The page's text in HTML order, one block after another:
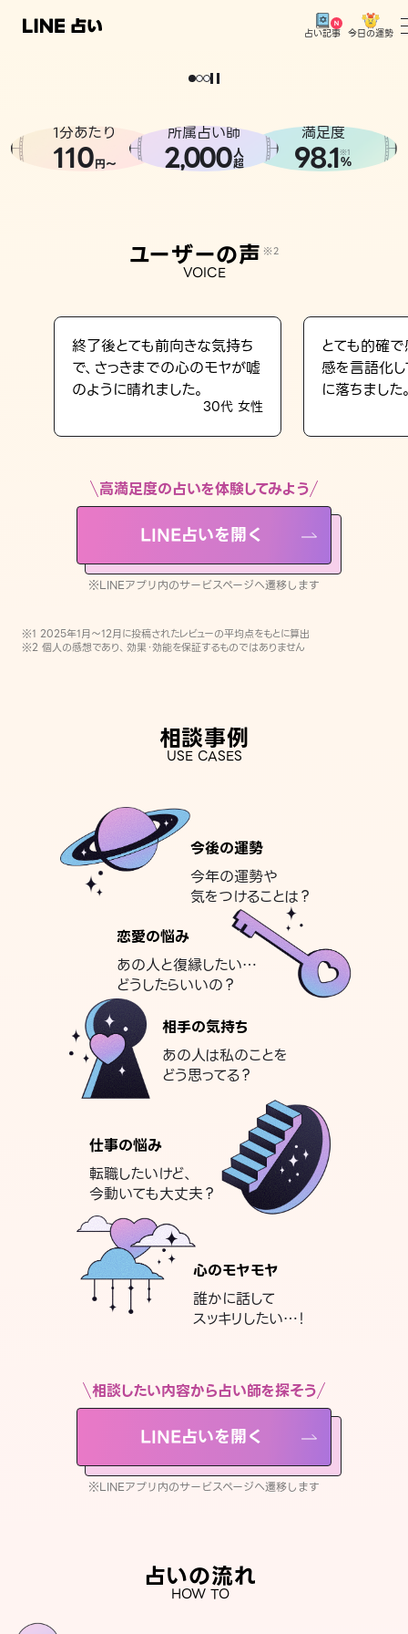
占い記事 今日の運勢
相談事例
LINE占いを開く
※LINEアプリ内のサービスページへ遷移します
どうせなら
。
1分あたり
110円〜
所属占い師
2,000人
超
満足度
98.1※1
%
ユーザーの声 ※2
VOICE
終了後とても前向きな気持ち
で、さっきまでの心のモヤが嘘
のように晴れました。
30代 女性
とても的確
感を言語化
に落ちました
高満足度の占いを体験してみよう
LINE占いを開く
※LINEアプリ内のサービスページへ遷移します
※1 2025年1月〜12月に投稿されたレビューの平均点をもとに算出
※2 個人の感想であり、効果・効能を保証するものではありません
相談事例
USE CASES
今後の運勢
今年の運勢や
気をつけることは？
恋愛の悩み
あの人と復縁したい…
どうしたらいいの？
相手の気持ち
あの人は私のことを
どう思ってる？
仕事の悩み
転職したいけど、
今動いても大丈夫？
心のモヤモヤ
誰かに話して
スッキリしたい…！
相談したい内容から占い師を探そう
LINE占いを開く
※LINEアプリ内のサービスページへ遷移します
占いの流れ
HOW TO